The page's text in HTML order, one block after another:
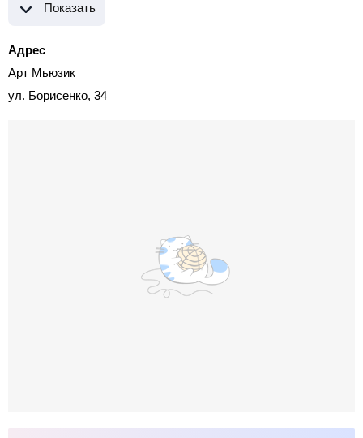
Показать
Адрес
Арт Мьюзик
ул. Борисенко, 34